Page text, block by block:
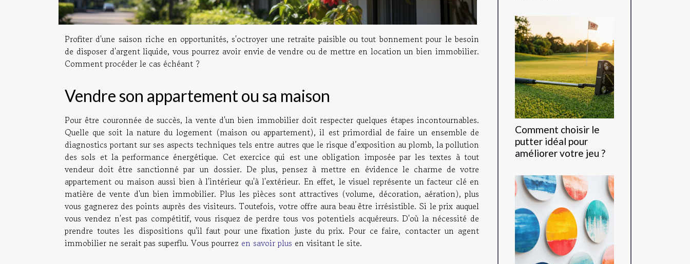
Profiter d'une saison riche en opportunités, s'octroyer une retraite paisible ou tout bonnement pour le besoin
de disposer d'argent liquide, vous pourrez avoir envie de vendre ou de mettre en location un bien immobilier.
Comment procéder le cas échéant ?
Vendre son appartement ou sa maison
Pour être couronnée de succès, la vente d'un bien immobilier doit respecter quelques étapes incontournables.
Quelle que soit la nature du logement (maison ou appartement), il est primordial de faire un ensemble de
diagnostics portant sur ses aspects techniques tels entre autres que le risque d’exposition au plomb, la pollution
des sols et la performance énergétique. Cet exercice qui est une obligation imposée par les textes à tout
vendeur doit être sanctionné par un dossier. De plus, pensez à mettre en évidence le charme de votre
appartement ou maison aussi bien à l'intérieur qu'à l'extérieur. En effet, le visuel représente un facteur clé en
matière de vente d'un bien immobilier. Plus les pièces sont attractives (volume, décoration, aération), plus
vous gagnerez des points auprès des visiteurs. Toutefois, votre offre aura beau être irrésistible. Si le prix auquel
vous vendez n'est pas compétitif, vous risquez de perdre tous vos potentiels acquéreurs. D'où la nécessité de
prendre toutes les dispositions qu'il faut pour une fixation juste du prix. Pour ce faire, contacter un agent
immobilier ne serait pas superflu. Vous pourrez en savoir plus en visitant le site.
Comment choisir le
putter idéal pour
améliorer votre jeu ?